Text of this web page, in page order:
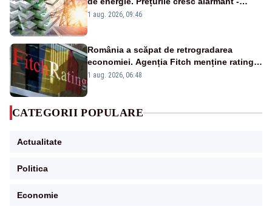
Analiză Realitatea Plus
1 aug. 2026, 09:46
România a scăpat de retrogradarea
economiei. Agenția Fitch menține ratingul
„BBB-” cu perspectivă negativă
1 aug. 2026, 06:48
CATEGORII POPULARE
Actualitate
Politica
Economie